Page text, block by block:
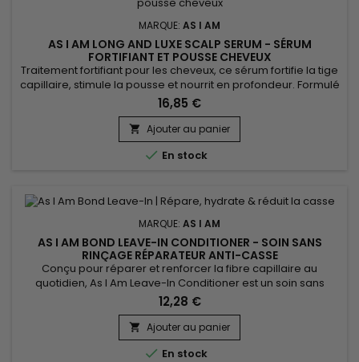
MARQUE: AS I AM
AS I AM LONG AND LUXE SCALP SERUM - SÉRUM
FORTIFIANT ET POUSSE CHEVEUX
Traitement fortifiant pour les cheveux, ce sérum fortifie la tige
capillaire, stimule la pousse et nourrit en profondeur. Formulé
avec de la Biotine, des Phytostérols, de l’Aloé Véra, du Jus de
Grenade, du Beurre de Grenade et de Palmier, As I Am Long
and Luxe Scalp Serum revitalise les cheveux, stimule la
croissance, apaise le cuir chevelu, réduit la...
16,85 €
 Ajouter au panier
 En stock
MARQUE: AS I AM
AS I AM BOND LEAVE-IN CONDITIONER - SOIN SANS
RINÇAGE RÉPARATEUR ANTI-CASSE
Conçu pour réparer et renforcer la fibre capillaire au
quotidien, As I Am Leave-In Conditioner est un soin sans
rinçage réparateur qui aide à réduire la casse tout en
apportant une hydratation intense. Il améliore l’élasticité du
cheveu, protège les longueurs et facilite le coiffage, sans
alourdir la chevelure. Idéal pour les cheveux abîmés,...
12,28 €
 Ajouter au panier
 En stock